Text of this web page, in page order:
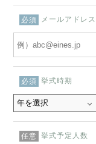
必須 メールアドレス
必須 挙式時期
任意 挙式予定人数